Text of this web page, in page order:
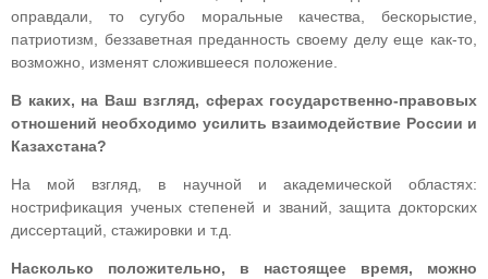
оправдали, то сугубо моральные качества, бескорыстие,
патриотизм, беззаветная преданность своему делу еще как-то,
возможно, изменят сложившееся положение.
В каких, на Ваш взгляд, сферах государственно-правовых
отношений необходимо усилить взаимодействие России и
Казахстана?
На мой взгляд, в научной и академической областях:
нострификация ученых степеней и званий, защита докторских
диссертаций, стажировки и т.д.
Насколько положительно, в настоящее время, можно